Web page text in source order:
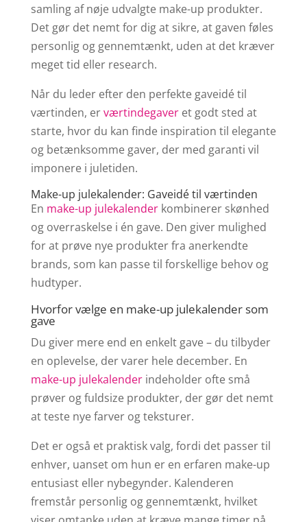
samling af nøje udvalgte make-up produkter.
Det gør det nemt for dig at sikre, at gaven føles
personlig og gennemtænkt, uden at det kræver
meget tid eller research.
Når du leder efter den perfekte gaveidé til
værtinden, erværtindegaveret godt sted at
starte, hvor du kan finde inspiration til elegante
og betænksomme gaver, der med garanti vil
imponere i juletiden.
Make-up julekalender: Gaveidé til værtinden
En make-up julekalenderkombinerer skønhed
og overraskelse i én gave. Den giver mulighed
for at prøve nye produkter fra anerkendte
brands, som kan passe til forskellige behov og
hudtyper.
Hvorfor vælge en make-up julekalender som
gave
Du giver mere end en enkelt gave – du tilbyder
en oplevelse, der varer hele december. En
make-up julekalenderindeholder ofte små
prøver og fuldsize produkter, der gør det nemt
at teste nye farver og teksturer.
Det er også et praktisk valg, fordi det passer til
enhver, uanset om hun er en erfaren make-up
entusiast eller nybegynder. Kalenderen
fremstår personlig og gennemtænkt, hvilket